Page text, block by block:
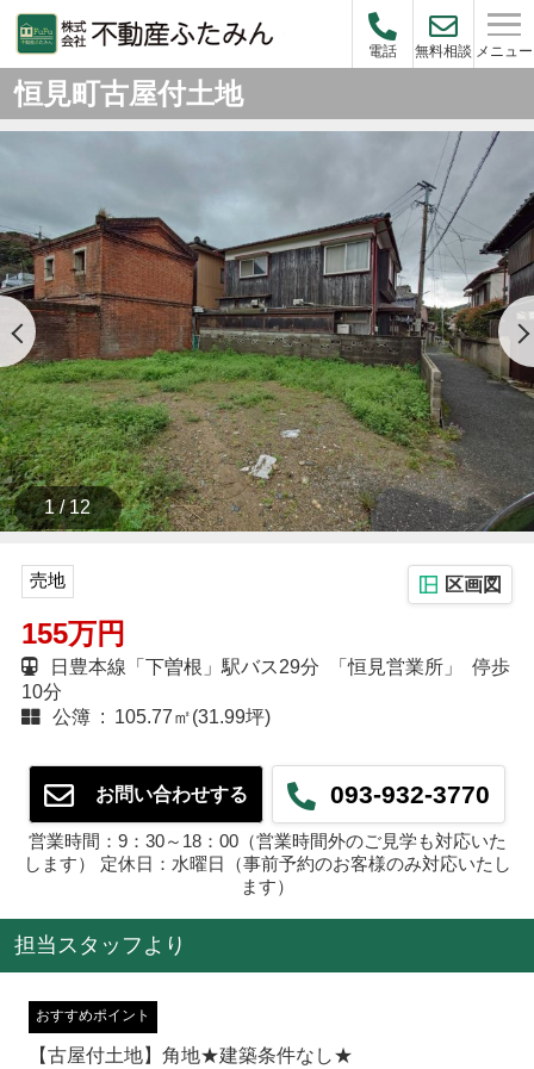
電話 無料相談 メニュー
恒見町古屋付土地
1 / 12
売地 区画図
155万円
日豊本線「下曽根」駅バス29分 「恒見営業所」 停歩
10分
公簿 : 105.77㎡(31.99坪)
お問い合わせする 093-932-3770
営業時間：9：30～18：00（営業時間外のご見学も対応いた
します） 定休日：水曜日（事前予約のお客様のみ対応いたし
ます）
担当スタッフより
おすすめポイント
【古屋付土地】角地★建築条件なし★